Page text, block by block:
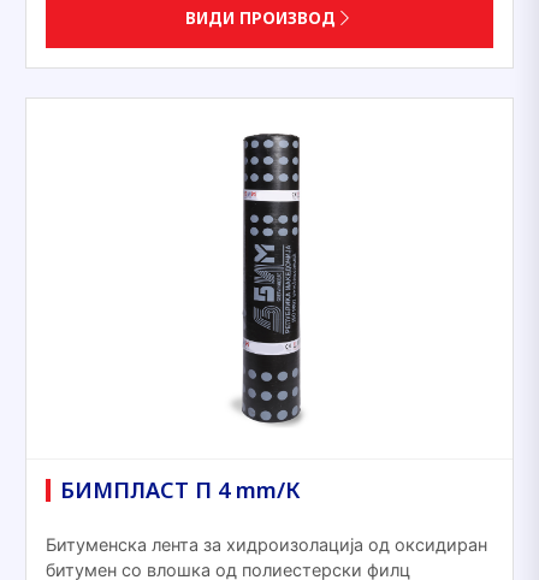
ВИДИ ПРОИЗВОД
БИМПЛАСТ П 4 mm/К
Битуменска лента за хидроизолација од оксидиран
битумен со влошка од полиестерски филц